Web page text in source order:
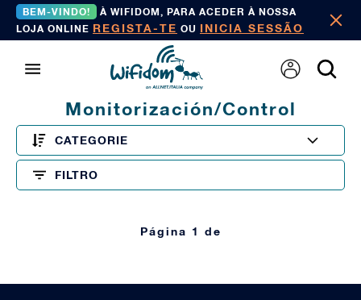
BEM-VINDO!
À WIFIDOM, PARA ACEDER À NOSSA
LOJA ONLINE REGISTA-TE OU INICIA SESSÃO
Monitorización/control
CATEGORIE
FILTRO
Página 1 de